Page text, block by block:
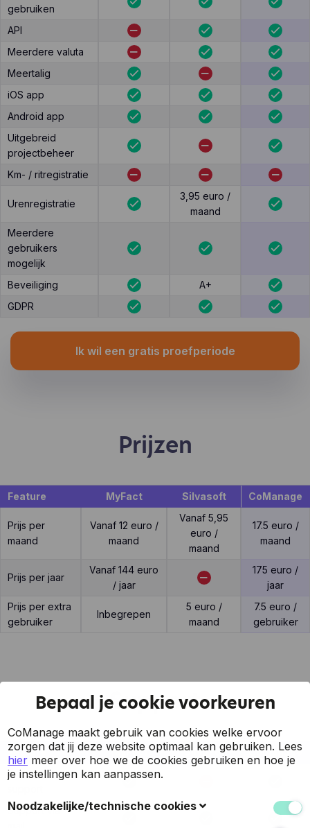
gebruiken
API
Meerdere valuta
Meertalig
iOS app
Android app
Uitgebreid
projectbeheer
Km- / ritregistratie
Urenregistratie
3,95 euro /
maand
Meerdere
gebruikers
mogelijk
Beveiliging
A+
GDPR
Ik wil een gratis proefperiode
Prijzen
Feature MyFact Silvasoft CoManage
Prijs per
maand
Vanaf 12 euro /
maand
Vanaf 5,95
euro /
maand
17.5 euro /
maand
Prijs per jaar
Vanaf 144 euro
/ jaar
175 euro /
jaar
Prijs per extra
gebruiker
Inbegrepen
5 euro /
maand
7.5 euro /
gebruiker
Support
Feature MyFact Silvasoft
CoManage
7 op 7
Support via
Bepaal je cookie voorkeuren
CoManage maakt gebruik van cookies welke ervoor
zorgen dat jij deze website optimaal kan gebruiken. Lees
hier meer over hoe we de cookies gebruiken en hoe je
je instellingen kan aanpassen.
Noodzakelijke/technische cookies